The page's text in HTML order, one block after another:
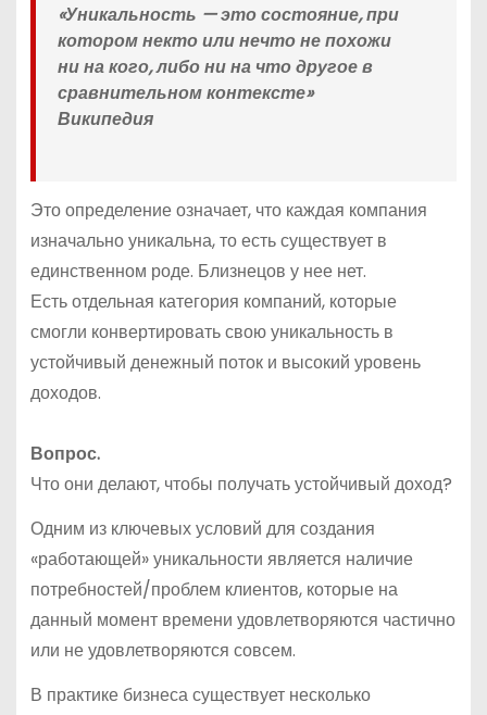
«Уникальность — это состояние, при
котором некто или нечто не похожи
ни на кого, либо ни на что другое в
сравнительном контексте»
Википедия
Это определение означает, что каждая компания
изначально уникальна, то есть существует в
единственном роде. Близнецов у нее нет.
Есть отдельная категория компаний, которые
смогли конвертировать свою уникальность в
устойчивый денежный поток и высокий уровень
доходов.
Вопрос.
Что они делают, чтобы получать устойчивый доход?
Одним из ключевых условий для создания
«работающей» уникальности является наличие
потребностей/проблем клиентов, которые на
данный момент времени удовлетворяются частично
или не удовлетворяются совсем.
В практике бизнеса существует несколько